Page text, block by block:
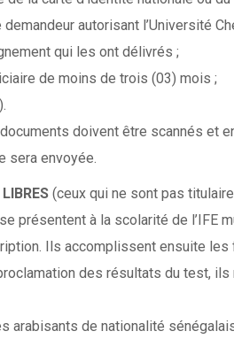
autorisant l’Université
qui les ont délivrés ;
de moins de trois (03) mois ;
doivent être scannés et
sera envoyée.
(ceux qui ne sont pas
présentent à la scolarité de l’IFE
Ils accomplissent ensuite
des résultats du test,
arabisants de nationalité